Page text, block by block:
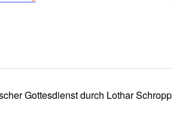
Gottesdienst durch Lothar Schropp